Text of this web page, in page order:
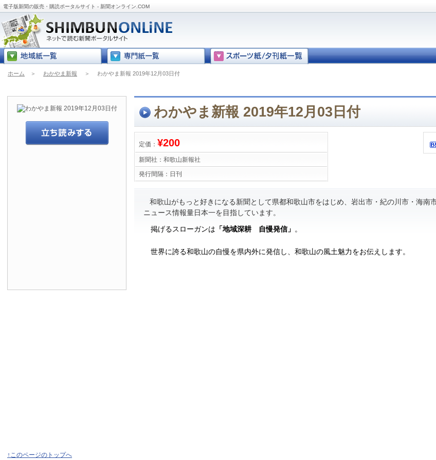
電子版新聞の販売・購読ポータルサイト - 新聞オンライン.COM
ホーム ＞ わかやま新報 ＞ わかやま新報 2019年12月03日付
わかやま新報 2019年12月03日付
定価： ¥200
新聞社： 和歌山新報社
発行間隔： 日刊
和歌山がもっと好きになる新聞として県都和歌山市をはじめ、岩出市・紀の川市・海南
ニュース情報量日本一を目指しています。
掲げるスローガンは 「地域深耕 自慢発信」 。
世界に誇る和歌山の自慢を県内外に発信し、和歌山の風土魅力をお伝えします。
↑このページのトップへ